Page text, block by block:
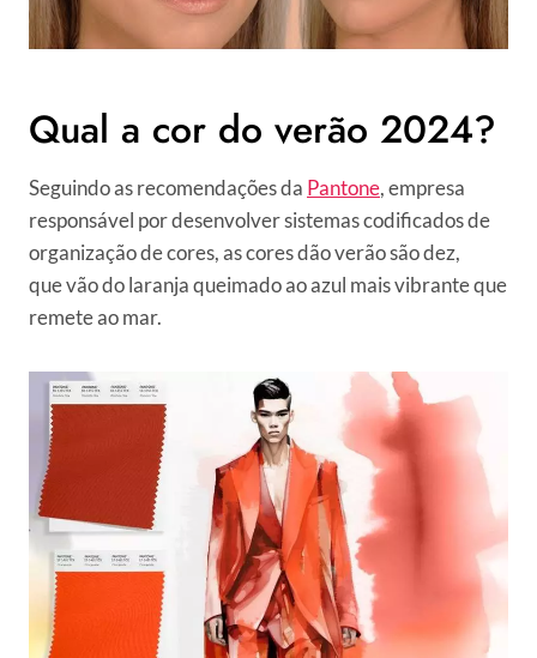
Qual a cor do verão 2024?
Seguindo as recomendações da Pantone, empresa
responsável por desenvolver sistemas codificados de
organização de cores, as cores dão verão são dez,
que vão do laranja queimado ao azul mais vibrante que
remete ao mar.